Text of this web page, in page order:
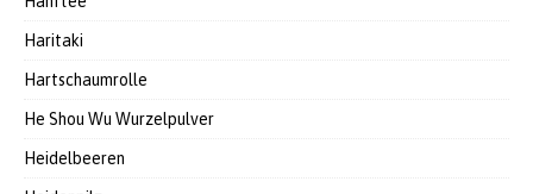
Haritaki
Hartschaumrolle
He Shou Wu Wurzelpulver
Heidelbeeren